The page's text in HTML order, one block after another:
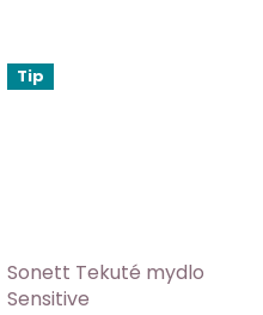
Tip
Sonett Tekuté mydlo
Sensitive